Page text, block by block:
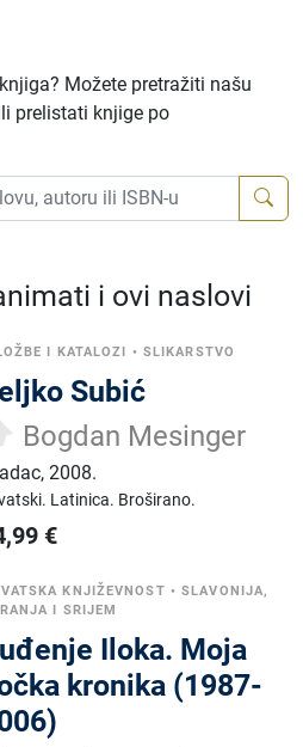
Možete pretražiti našu
prelistati knjige po
i ovi naslovi
I KATALOZI • SLIKARSTVO
Subić
Bogdan Mesinger
,2008.
Latinica. Broširano.
€
KNJIŽEVNOST •SLAVONIJA,
I SRIJEM
Iloka. Moja
kronika (1987-